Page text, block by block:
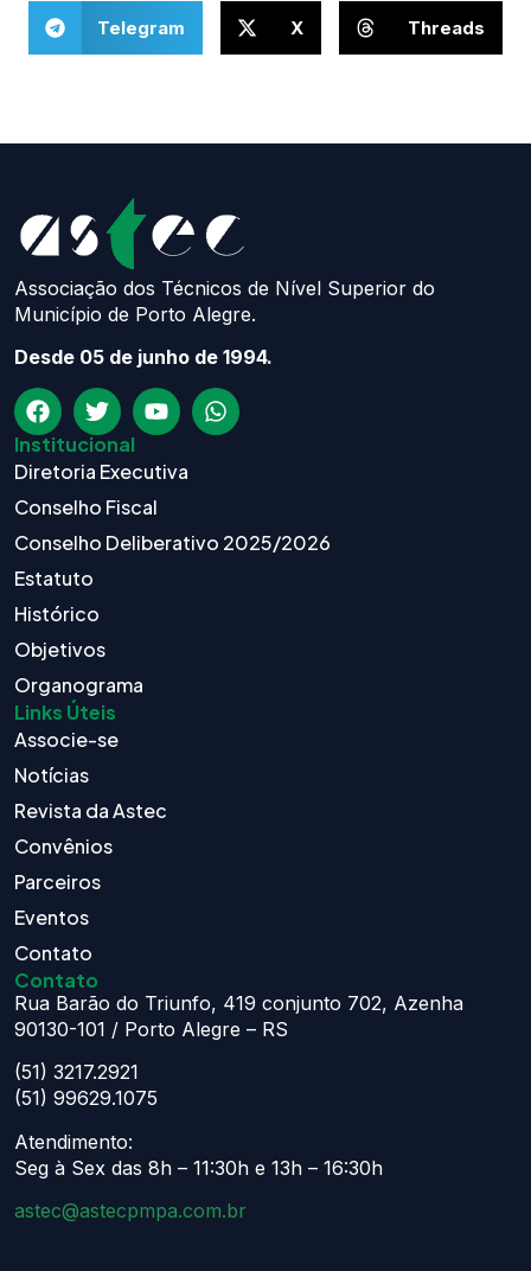
Telegram X Threads
Associação dos Técnicos de Nível Superior do
Município de Porto Alegre.
Desde 05 de junho de 1994.
Institucional
Diretoria Executiva
Conselho Fiscal
Conselho Deliberativo 2025/2026
Estatuto
Histórico
Objetivos
Organograma
Links Úteis
Associe-se
Notícias
Revista da Astec
Convênios
Parceiros
Eventos
Contato
Contato
Rua Barão do Triunfo, 419 conjunto 702, Azenha
90130-101 / Porto Alegre – RS
(51) 3217.2921
(51) 99629.1075
Atendimento:
Seg à Sex das 8h – 11:30h e 13h – 16:30h
astec@astecpmpa.com.br